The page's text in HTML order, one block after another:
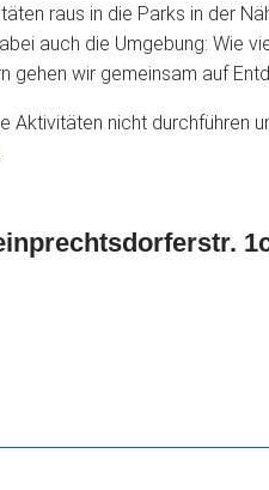
raus in die Parks in der
auch die Umgebung: Wie
gehen wir gemeinsam auf
Aktivitäten nicht durchführen